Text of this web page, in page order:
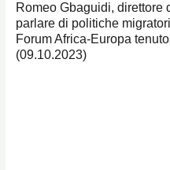
Romeo Gbaguidi, direttore
parlare di politiche
Forum Africa-Europa
(09.10.2023)